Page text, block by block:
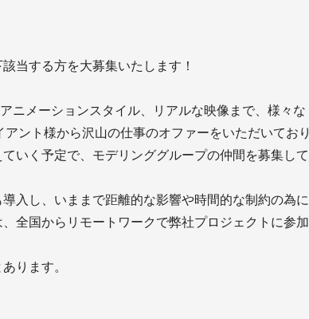
当する方を大募集いたします！
ニメーションスタイル、リアルな映像まで、様々な
ント様から沢山の仕事のオファーをいただいており
いく予定で、モデリンググループの仲間を募集して
入し、いままで距離的な影響や時間的な制約の為に
全国からリモートワークで弊社プロジェクトに参加
ります。